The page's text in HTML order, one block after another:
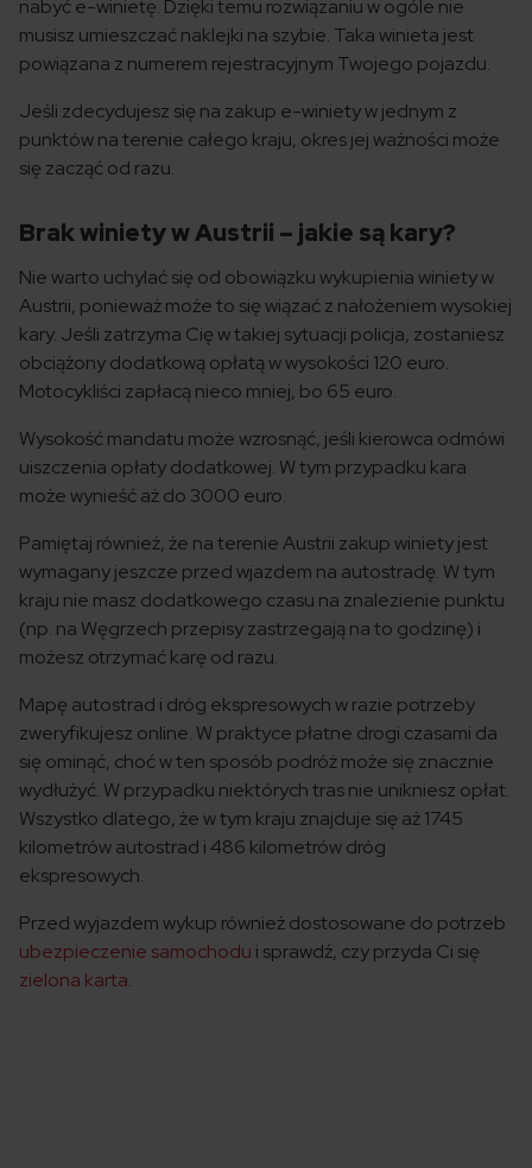
nabyć e-winietę. Dzięki temu rozwiązaniu w ogóle nie
musisz umieszczać naklejki na szybie. Taka winieta jest
powiązana z numerem rejestracyjnym Twojego pojazdu.
Jeśli zdecydujesz się na zakup e-winiety w jednym z
punktów na terenie całego kraju, okres jej ważności może
się zacząć od razu.
Brak winiety w Austrii – jakie są kary?
Nie warto uchylać się od obowiązku wykupienia winiety w
Austrii, ponieważ może to się wiązać z nałożeniem wysokiej
kary. Jeśli zatrzyma Cię w takiej sytuacji policja, zostaniesz
obciążony dodatkową opłatą w wysokości 120 euro.
Motocykliści zapłacą nieco mniej, bo 65 euro.
Wysokość mandatu może wzrosnąć, jeśli kierowca odmówi
uiszczenia opłaty dodatkowej. W tym przypadku kara
może wynieść aż do 3000 euro.
Pamiętaj również, że na terenie Austrii zakup winiety jest
wymagany jeszcze przed wjazdem na autostradę. W tym
kraju nie masz dodatkowego czasu na znalezienie punktu
(np. na Węgrzech przepisy zastrzegają na to godzinę) i
możesz otrzymać karę od razu.
Mapę autostrad i dróg ekspresowych w razie potrzeby
zweryfikujesz online. W praktyce płatne drogi czasami da
się ominąć, choć w ten sposób podróż może się znacznie
wydłużyć. W przypadku niektórych tras nie unikniesz opłat.
Wszystko dlatego, że w tym kraju znajduje się aż 1745
kilometrów autostrad i 486 kilometrów dróg
ekspresowych.
Przed wyjazdem wykup również dostosowane do potrzeb
ubezpieczenie samochodu i sprawdź, czy przyda Ci się
zielona karta.